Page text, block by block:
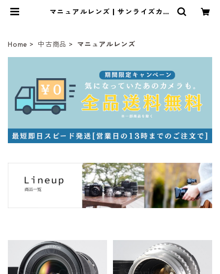
マニュアルレンズ | サンライズカメ
Home
中古商品 マニュアルレンズ